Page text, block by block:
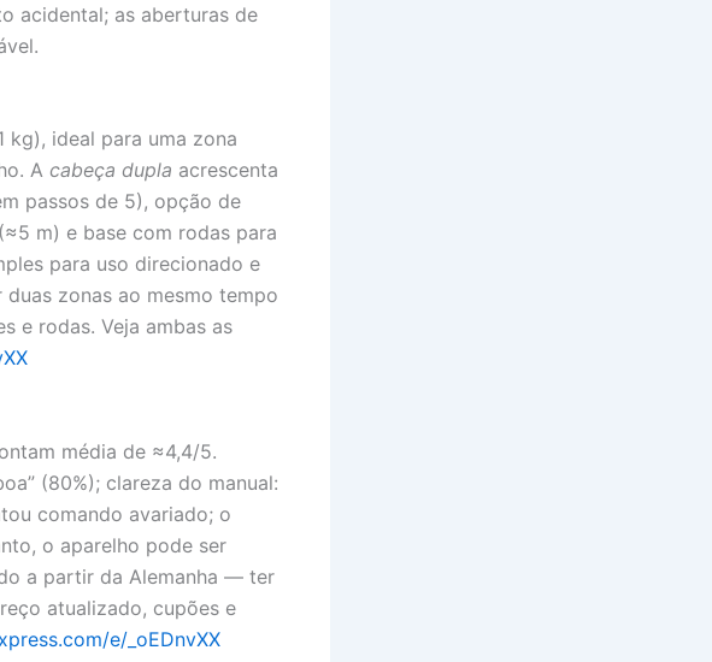
acidental; as aberturas de
kg), ideal para uma zona
A cabeça dupla acrescenta
passos de 5), opção de
m) e base com rodas para
para uso direcionado e
zonas ao mesmo tempo
e rodas. Veja ambas as
média de ≈4,4/5.
(80%); clareza do manual:
comando avariado; o
o aparelho pode ser
a partir da Alemanha — ter
atualizado, cupões e
e/_oEDnvXX